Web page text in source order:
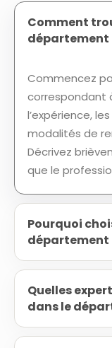
Comment
département
Commencez
correspondant
l’expérience,
modalités de
Décrivez
que le
Pourquoi
département
Quelles
dans le